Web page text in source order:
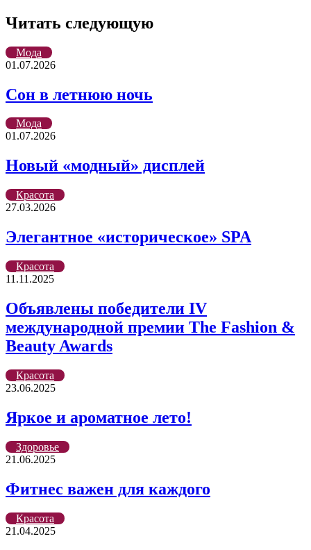
почту
Читать следующую
Мода
01.07.2026
Сон в летнюю ночь
Мода
01.07.2026
Новый «модный» дисплей
Красота
27.03.2026
Элегантное «историческое» SPA
Красота
11.11.2025
Объявлены победители IV
международной премии The Fashion &
Beauty Awards
Красота
23.06.2025
Яркое и ароматное лето!
Здоровье
21.06.2025
Фитнес важен для каждого
Красота
21.04.2025